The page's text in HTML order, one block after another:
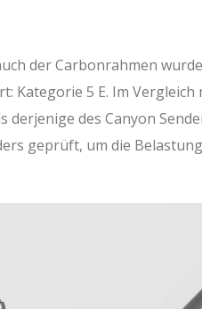
der Carbonrahmen
Kategorie 5 E. Im Vergleich
derjenige des Canyon
geprüft, um die